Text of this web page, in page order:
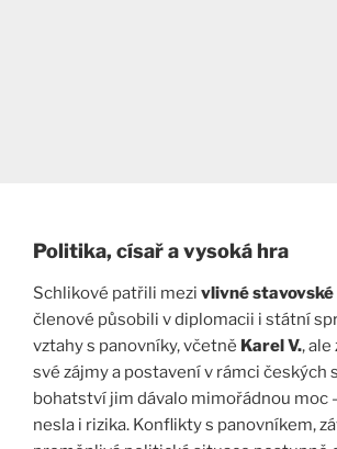
Politika, císař a vysoká hra
Schlikové patřili mezi vlivné
členové působili v diplomacii i státní
vztahy s panovníky, včetně Karel V., ale
své zájmy a postavení v rámci českých
bohatství jim dávalo mimořádnou moc
nesla i rizika. Konflikty s panovníkem,